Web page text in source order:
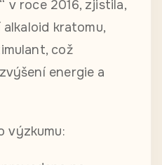
v roce 2016, zjistila,
kratomu,
což
energie a
výzkumu: